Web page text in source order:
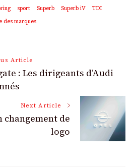
sport Superb Superb iV
TDI
des marques
Article
: Les dirigeants d’Audi
Next Article
changement de
logo